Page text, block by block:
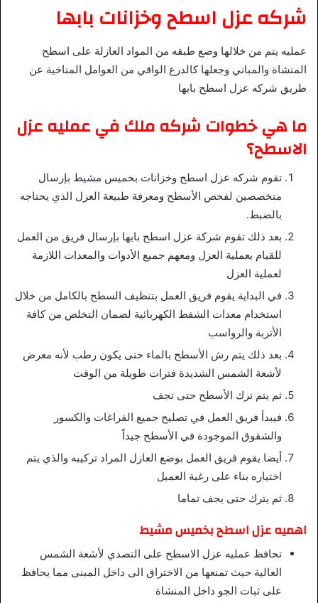
شركه عزل اسطح وخزانات بابها
عمليه يتم من خلالها وضع طبقه من المواد العازلة على اسطح
المنشاة والمباني وجعلها كالدرع الواقي من العوامل المناخية عن
طريق شركه عزل اسطح بابها
ما هي خطوات شركه ملك في عمليه عزل
الاسطح؟
تقوم شركه عزل اسطح وخزانات بخميس مشيط بإرسال
متخصصين لفحص الأسطح ومعرفة طبيعة العزل الذي يحتاجه
بالضبط.
بعد ذلك تقوم شركة عزل اسطح بابها بإرسال فريق من العمل
للقيام بعملية العزل ومعهم جميع الأدوات والمعدات اللازمة
لعملية العزل
في البداية يقوم فريق العمل بتنظيف السطح بالكامل من خلال
استخدام معدات الشفط الكهربائية لضمان التخلص من كافة
الأتربة والرواسب
بعد ذلك يتم رش الأسطح بالماء حتى يكون رطب لأنه معرض
لأشعة الشمس الشديدة فترات طويلة من الوقت
ثم يتم ترك الأسطح حتى تجف
فيبدأ فريق العمل في تصليح جميع الفراغات والكسور
والشقوق الموجودة في الأسطح جيداً
أيضا يقوم فريق العمل بوضع العازل المراد تركيبه والذي يتم
اختياره بناء على رغبة العميل
ثم يترك حتى يجف تماما
اهميه عزل اسطح بخميس مشيط
تحافظ عمليه عزل الاسطح على التصدي لأشعة الشمس
العالية حيث تمنعها من الاختراق الى داخل المبنى مما يحافظ
على ثبات الجو داخل المنشاة